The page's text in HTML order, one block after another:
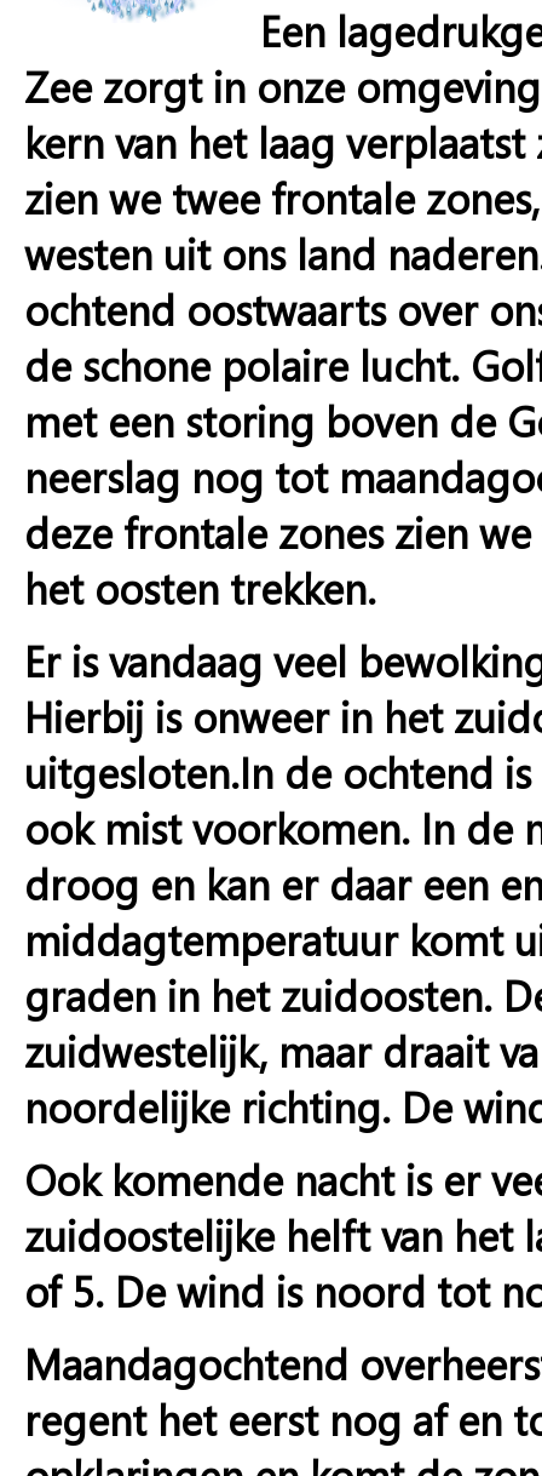
Een
Zee zorgt in onze
kern van het laag
zien we twee frontale
westen uit ons land
ochtend oostwaarts over
de schone polaire lucht.
met een storing boven de
neerslag nog tot
deze frontale zones zien
het oosten trekken.
Er is vandaag veel
Hierbij is onweer in het
uitgesloten.In de ochtend
ook mist voorkomen. In
droog en kan er daar een
middagtemperatuur komt
graden in het zuidoosten.
zuidwestelijk, maar draait
noordelijke richting. De
Ook komende nacht is er
zuidoostelijke helft van het
of 5. De wind is noord tot
Maandagochtend
regent het eerst nog af en